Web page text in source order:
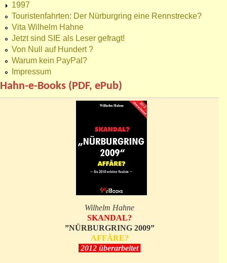
1997
Touristenfahrten: Der Nürburgring eine Rennstrecke?
Vita Wilhelm Hahne
Jetzt sind SIE als Leser gefragt!
Von Null auf Hundert ?
Warum kein PayPal?
Impressum
Hahn-e-Books (PDF, ePub)
Wilhelm Hahne
SKANDAL?
”NÜRBURGRING 2009”
AFFÄRE?
2012 überarbeitet